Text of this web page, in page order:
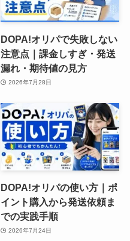
DOPA!オリパで失敗しない
注意点｜課金しすぎ・発送
漏れ・期待値の見方
2026年7月28日
DOPA!オリパの使い方｜ポ
イント購入から発送依頼ま
での実践手順
2026年7月24日